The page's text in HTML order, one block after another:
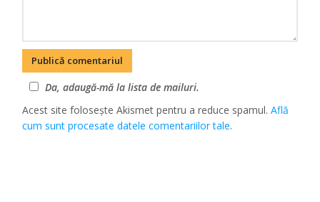
Da, adaugă-mă la lista de mailuri.
Acest site folosește Akismet pentru a reduce spamul.Află
cum sunt procesate datele comentariilor tale.